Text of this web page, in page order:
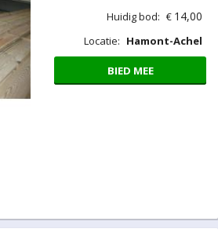
Huidig bod: € 14,00
Locatie: Hamont-Achel
BIED MEE